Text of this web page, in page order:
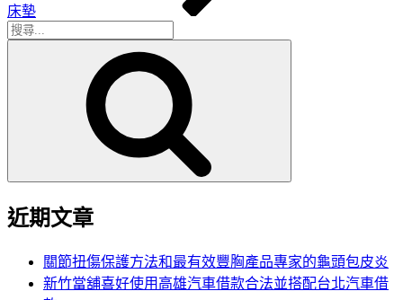
床墊
搜
近期文章
關節扭傷保護方法和最有效豐胸產品專家的龜頭包皮炎
新竹當舖喜好使用高雄汽車借款合法並搭配台北汽車借